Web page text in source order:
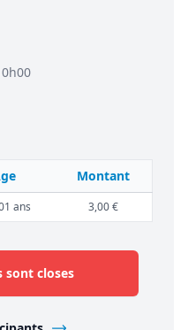
Montant
ans 3,00 €
sont closes